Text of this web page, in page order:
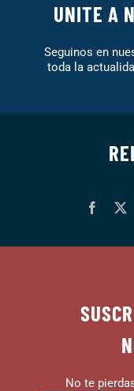
UNITE A
Seguinos en
toda la
No te